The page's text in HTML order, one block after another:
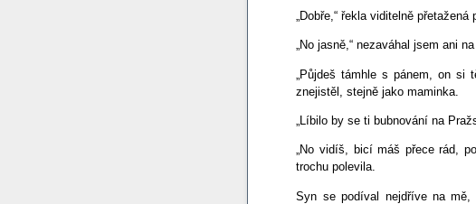
„Dobře,“ řekla viditelně
„No jasně,“ nezaváhal jsem ani
„Půjdeš támhle s pánem, on
znejistěl, stejně jako maminka.
„Líbilo by se ti bubnování na
„No vidíš, bicí máš přece rád,
trochu polevila.
Syn se podíval nejdříve na